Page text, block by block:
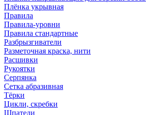
Плёнка укрывная
Правила
Правила-уровни
Правила стандартные
Разбрызгиватели
Разметочная краска, нити
Расшивки
Рукоятки
Серпянка
Сетка абразивная
Тёрки
Цикли, скребки
Шпатели